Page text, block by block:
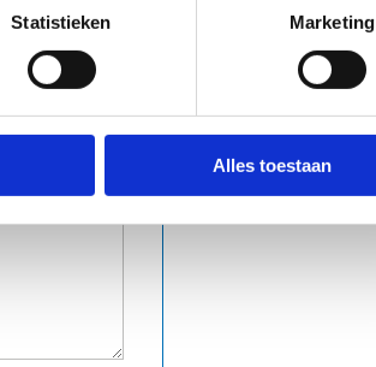
Statistieken Marketing
Alles toestaan